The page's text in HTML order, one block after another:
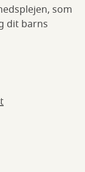
som
dit barns